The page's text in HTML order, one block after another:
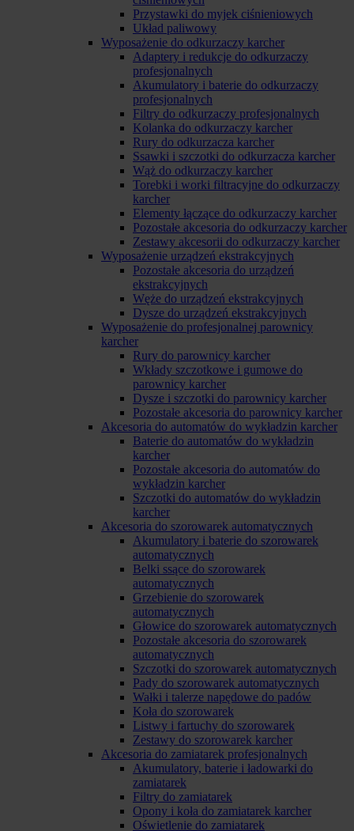
Przystawki do myjek ciśnieniowych
Układ paliwowy
Wyposażenie do odkurzaczy karcher
Adaptery i redukcje do odkurzaczy
profesjonalnych
Akumulatory i baterie do odkurzaczy
profesjonalnych
Filtry do odkurzaczy profesjonalnych
Kolanka do odkurzaczy karcher
Rury do odkurzacza karcher
Ssawki i szczotki do odkurzacza karcher
Wąż do odkurzaczy karcher
Torebki i worki filtracyjne do odkurzaczy
karcher
Elementy łączące do odkurzaczy karcher
Pozostałe akcesoria do odkurzaczy karcher
Zestawy akcesorii do odkurzaczy karcher
Wyposażenie urządzeń ekstrakcyjnych
Pozostałe akcesoria do urządzeń
ekstrakcyjnych
Węże do urządzeń ekstrakcyjnych
Dysze do urządzeń ekstrakcyjnych
Wyposażenie do profesjonalnej parownicy
karcher
Rury do parownicy karcher
Wkłady szczotkowe i gumowe do
parownicy karcher
Dysze i szczotki do parownicy karcher
Pozostałe akcesoria do parownicy karcher
Akcesoria do automatów do wykładzin karcher
Baterie do automatów do wykładzin
karcher
Pozostałe akcesoria do automatów do
wykładzin karcher
Szczotki do automatów do wykładzin
karcher
Akcesoria do szorowarek automatycznych
Akumulatory i baterie do szorowarek
automatycznych
Belki ssące do szorowarek
automatycznych
Grzebienie do szorowarek
automatycznych
Głowice do szorowarek automatycznych
Pozostałe akcesoria do szorowarek
automatycznych
Szczotki do szorowarek automatycznych
Pady do szorowarek automatycznych
Wałki i talerze napędowe do padów
Koła do szorowarek
Listwy i fartuchy do szorowarek
Zestawy do szorowarek karcher
Akcesoria do zamiatarek profesjonalnych
Akumulatory, baterie i ładowarki do
zamiatarek
Filtry do zamiatarek
Opony i koła do zamiatarek karcher
Oświetlenie do zamiatarek